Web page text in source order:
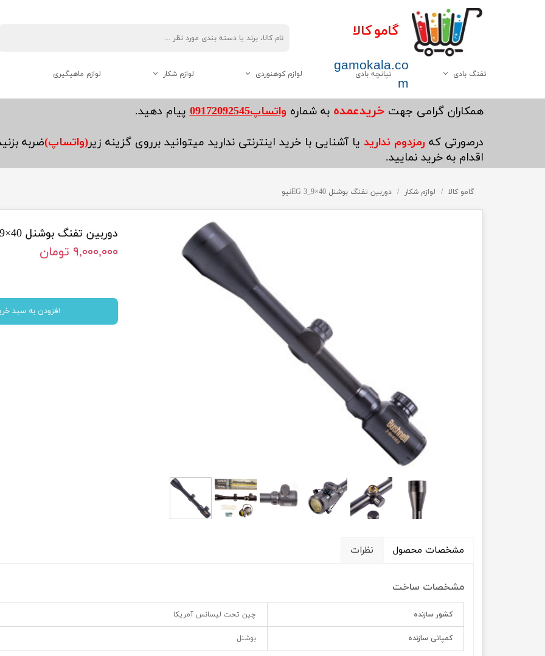
گامو کالا
gamokala.co
m
تفنگ بادی
همه موارد این دسته
وایرخ
تپانچه بادی لوازم کوهنوردی
چاقو تبر
کوله پشتی
کفش کوهنوردی
چادر
لوازم شکار
لوازم جانبی تفنگ
لوازم ماهیگیری
​همکاران گرامی جهتخریدعمده به شماره واتساپ09172092545 پیام دهید.
درصورتی که رمزدوم ندارید یا آشنایی با خرید اینترنتی ندارید میتوانید برروی گزینه زیر(واتساپ)ضربه
اقدام به خرید نمایید.
گامو کالا لوازم شکار دوربین تفنگ بوشنل 40×9_3 EGنیو
دوربین تفنگ بوشنل 40×9_3 EGنیو
۹,۰۰۰,۰۰۰ تومان
افزودن به سبد
مشخصات محصول نظرات
مشخصات ساخت
کشور سازنده چین تحت لیسانس آمریکا
کمپانی سازنده بوشنل